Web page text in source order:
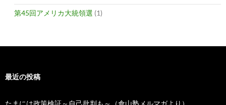
第45回アメリカ大統領選 (1)
最近の投稿
たまには政策検証～自己批判も～（倉山塾メルマガより）